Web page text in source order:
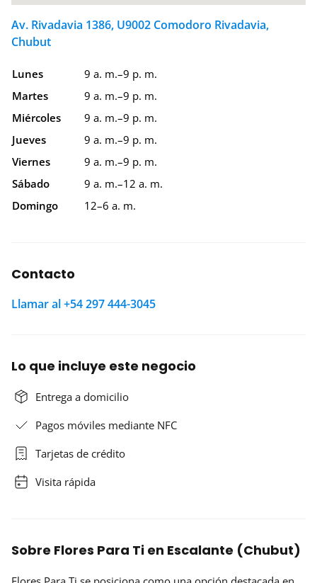
Av. Rivadavia 1386, U9002 Comodoro Rivadavia,
Chubut
Lunes
9 a. m.–9 p. m.
Martes
9 a. m.–9 p. m.
Miércoles
9 a. m.–9 p. m.
Jueves
9 a. m.–9 p. m.
Viernes
9 a. m.–9 p. m.
Sábado
9 a. m.–12 a. m.
Domingo
12–6 a. m.
Contacto
Llamar al +54 297 444-3045
Lo que incluye este negocio
Entrega a domicilio
Pagos móviles mediante NFC
Tarjetas de crédito
Visita rápida
Sobre Flores Para Ti en Escalante (Chubut)